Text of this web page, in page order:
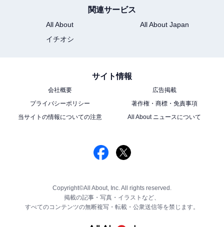
関連サービス
All About
All About Japan
イチオシ
サイト情報
会社概要
広告掲載
プライバシーポリシー
著作権・商標・免責事項
当サイトの情報についての注意
All About ニュースについて
Copyright©All About, Inc. All rights reserved.
掲載の記事・写真・イラストなど、
すべてのコンテンツの無断複写・転載・公衆送信等を禁じます。